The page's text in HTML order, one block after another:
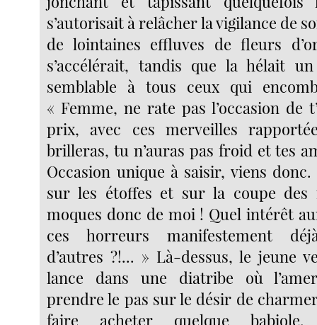
s’autorisait à relâcher la vigilance de
de lointaines effluves de fleurs
s’accélérait, tandis que la hélait
semblable à tous ceux qui
« Femme, ne rate pas l’occasion de
prix, avec ces merveilles
brilleras, tu n’auras pas froid et tes
Occasion unique à saisir, viens
sur les étoffes et sur la coupe
moques donc de moi ! Quel intérêt
ces horreurs manifestement
d’autres ?!... » Là-dessus, le jeune
lance dans une diatribe où
prendre le pas sur le désir de
faire acheter quelque babiole.